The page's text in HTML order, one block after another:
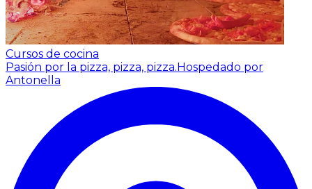
Cursos de cocina
Pasión por la pizza, pizza, pizza. Hospedado por
Antonella